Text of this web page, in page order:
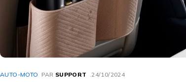
AUTO-MOTO PAR SUPPORT 24/10/2024